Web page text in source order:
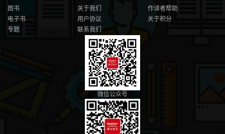
图书
电子书
专题
关于我们
用户协议
联系我们
作译者帮助
关于积分
微信公众号